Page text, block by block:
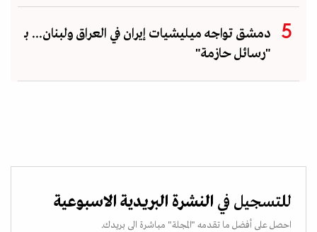
دمشق تواجه ميليشيات إيران في العراق ولبنان... بـ
"رسائل حازمة"
للتسجيل في النشرة البريدية الاسبوعية
احصل على أفضل ما تقدمه "المجلة" مباشرة الى بريدك.